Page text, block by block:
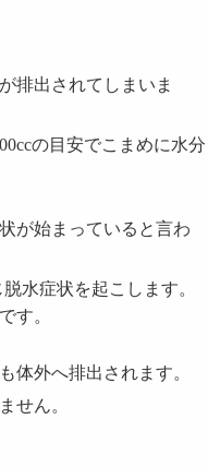
排出されてしまいま
の目安でこまめに水分
が始まっていると言わ
水症状を起こします。
す。
体外へ排出されます。
せん。